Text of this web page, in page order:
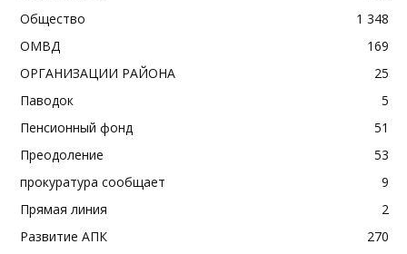
Общество
1 348
ОМВД
169
ОРГАНИЗАЦИИ РАЙОНА
25
Паводок
5
Пенсионный фонд
51
Преодоление
53
прокуратура сообщает
9
Прямая линия
2
Развитие АПК
270